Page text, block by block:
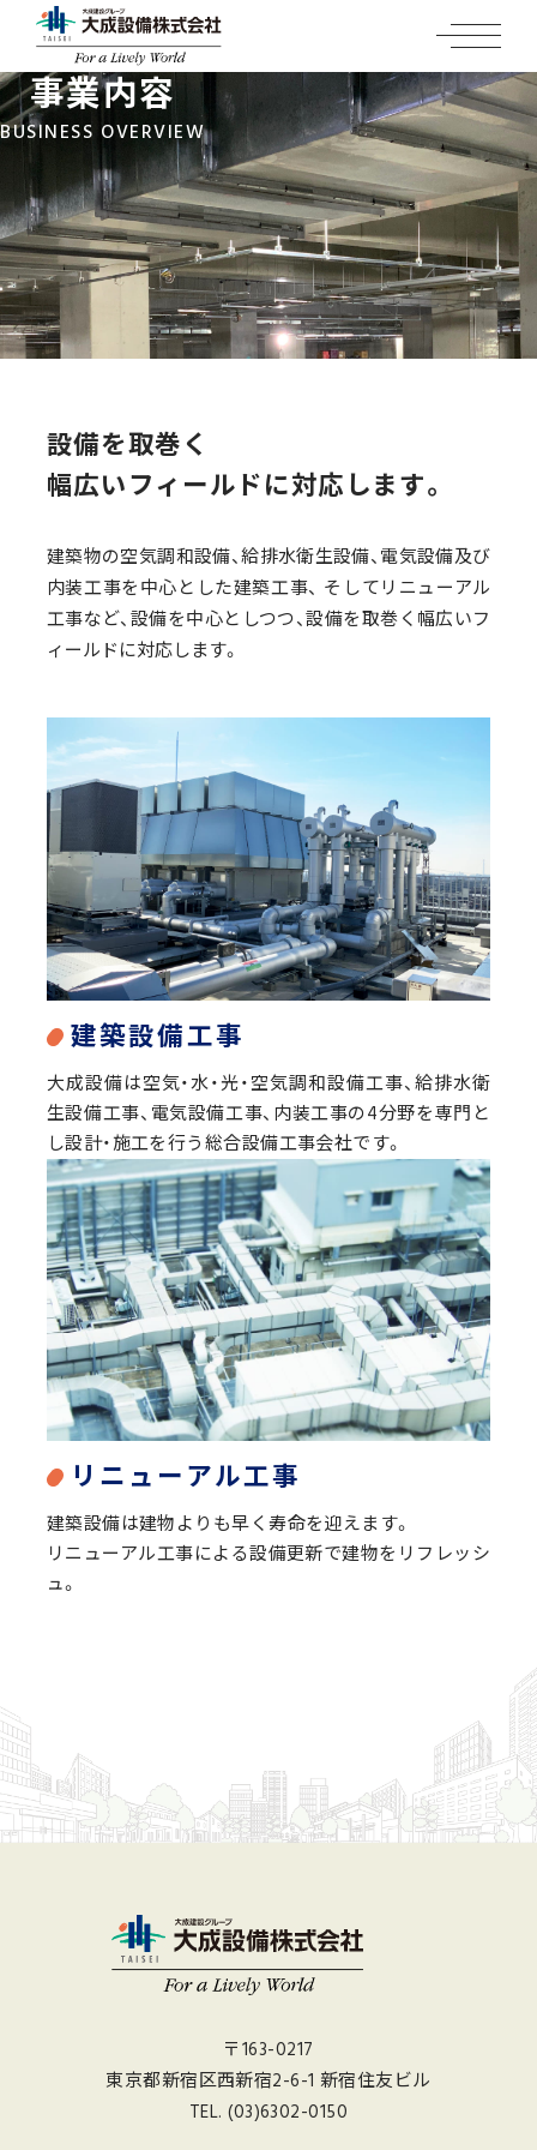
グループ理念体系
当社のMVV
健康経営への取り組み
エンゲージメントスコアの推移
会社の方針
会社概要
グループ企業一覧
建築設備工事
リニューアル工事
実績紹介
官公庁・文化
オフィス・商業
医療・福祉
工場・流通・倉庫・都市環境
宿泊・温浴
教育・研究
ZEB
技術紹介
リニューアルZEB
技術紹介
劣化診断評価
省エネルギー診断
サステナビリティ
サステナビリティ
経営理念
トップメッセージ
各部門トップメッセージ
大成設備のサステナビリティ戦略
2024年度 実績報告
E：環境
S：社会
G：企業統治
ESGデータ
ESGレポート バックナンバー
採用情報
採用情報
新卒採用情報
お問い合わせ
事業内容
BUSINESS OVERVIEW
設備を取巻く
幅広いフィールドに対応します。
建築物の空気調和設備、給排水衛生設備、電気設備及び
内装工事を中心とした建築工事、 そしてリニューアル
工事など、設備を中心としつつ、設備を取巻く幅広いフ
ィールドに対応します。
建築設備工事
大成設備は空気・水・光・空気調和設備工事、給排水衛
生設備工事、電気設備工事、内装工事の4分野を専門と
し設計・施工を行う総合設備工事会社です。
リニューアル工事
建築設備は建物よりも早く寿命を迎えます。
リニューアル工事による設備更新で建物をリフレッシ
ュ。
〒163-0217
東京都新宿区西新宿2-6-1 新宿住友ビル
TEL.(03)6302-0150